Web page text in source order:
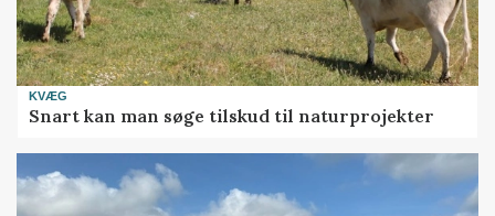
KVÆG
Snart kan man søge tilskud til naturprojekter